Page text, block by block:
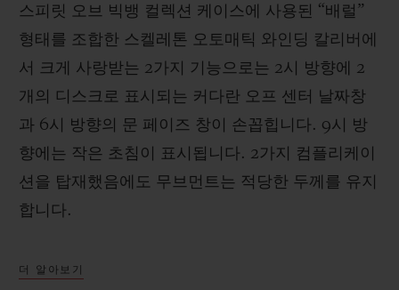
스피릿 오브 빅뱅 컬렉션 케이스에 사용된 “배럴”
형태를 조합한 스켈레톤 오토매틱 와인딩 칼리버에
서 크게 사랑받는 2가지 기능으로는 2시 방향에 2
개의 디스크로 표시되는 커다란 오프 센터 날짜창
과 6시 방향의 문 페이즈 창이 손꼽힙니다. 9시 방
향에는 작은 초침이 표시됩니다. 2가지 컴플리케이
션을 탑재했음에도 무브먼트는 적당한 두께를 유지
합니다.
더 알아보기